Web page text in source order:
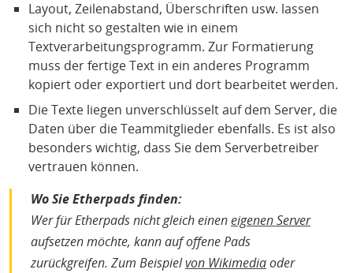
Layout, Zeilenabstand, Überschriften usw. lassen
sich nicht so gestalten wie in einem
Textverarbeitungsprogramm. Zur Formatierung
muss der fertige Text in ein anderes Programm
kopiert oder exportiert und dort bearbeitet werden.
Die Texte liegen unverschlüsselt auf dem Server, die
Daten über die Teammitglieder ebenfalls. Es ist also
besonders wichtig, dass Sie dem Serverbetreiber
vertrauen können.
Wo Sie Etherpads finden:
Wer für Etherpads nicht gleich eineneigenen Server
aufsetzen möchte, kann auf offene Pads
zurückgreifen. Zum Beispielvon Wikimediaoder